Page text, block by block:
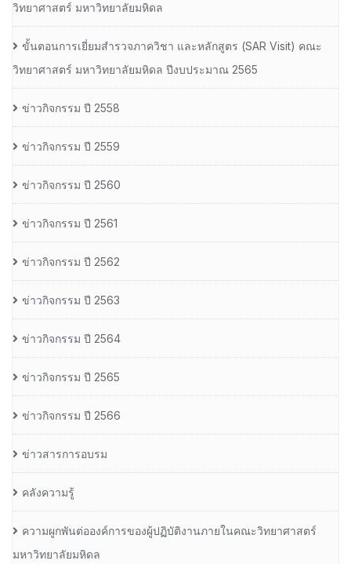
วิทยาศาสตร์ มหาวิทยาลัยมหิดล
ขั้นตอนการเยี่ยมสำรวจภาควิชา และหลักสูตร (SAR Visit) คณะ
วิทยาศาสตร์ มหาวิทยาลัยมหิดล ปีงบประมาณ 2565
ข่าวกิจกรรม ปี 2558
ข่าวกิจกรรม ปี 2559
ข่าวกิจกรรม ปี 2560
ข่าวกิจกรรม ปี 2561
ข่าวกิจกรรม ปี 2562
ข่าวกิจกรรม ปี 2563
ข่าวกิจกรรม ปี 2564
ข่าวกิจกรรม ปี 2565
ข่าวกิจกรรม ปี 2566
ข่าวสารการอบรม
คลังความรู้
ความผูกพันต่อองค์การของผู้ปฏิบัติงานภายในคณะวิทยาศาสตร์
มหาวิทยาลัยมหิดล